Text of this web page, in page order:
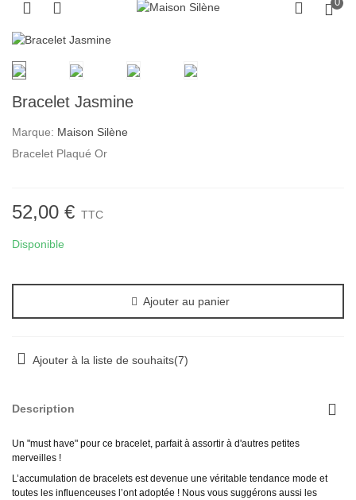
Bracelet Jasmine
Marque: Maison Silène
Bracelet Plaqué Or
52,00 € TTC
Disponible
Ajouter au panier
Ajouter à la liste de souhaits(7)
Description
Un "must have" pour ce bracelet, parfait à assortir à d'autres petites
merveilles !
L’accumulation de bracelets est devenue une véritable tendance mode et
toutes les influenceuses l’ont adoptée ! Nous vous suggérons aussi les